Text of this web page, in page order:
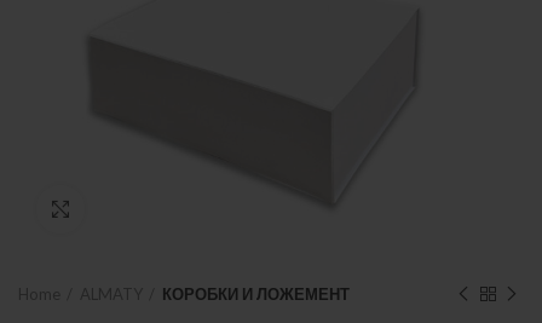
КОРОБКИ И ЛОЖЕМЕНТ